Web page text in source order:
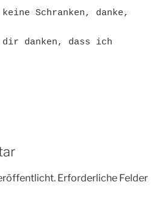
Schranken, danke,
danken, dass ich
Erforderliche Felder